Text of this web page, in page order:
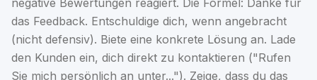
negative Bewertungen reagiert. Die Formel: Danke für
das Feedback. Entschuldige dich, wenn angebracht
(nicht defensiv). Biete eine konkrete Lösung an. Lade
den Kunden ein, dich direkt zu kontaktieren ("Rufen
Sie mich persönlich an unter..."). Zeige, dass du das